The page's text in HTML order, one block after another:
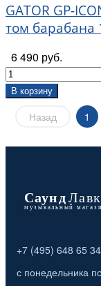
GATOR GP-
том барабана
6 490 руб.
В корзину
Назад 1
+7 (495) 648 65 34
с понедельника